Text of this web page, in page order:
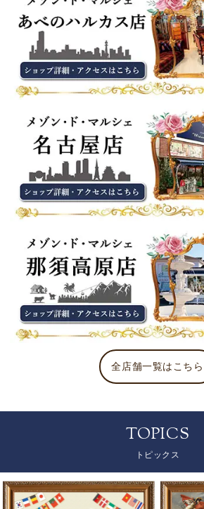
全店舗一覧はこちら
TOPICS
トピックス